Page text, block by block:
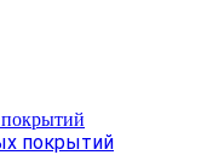
покрытий